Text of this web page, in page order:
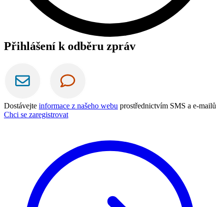
Přihlášení k odběru zpráv
Dostávejte informace z našeho webu prostřednictvím SMS a e-mailů
Chci se zaregistrovat